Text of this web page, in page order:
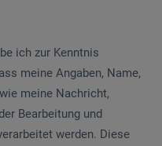
ich zur Kenntnis
meine Angaben, Name,
meine Nachricht,
Bearbeitung und
werden. Diese